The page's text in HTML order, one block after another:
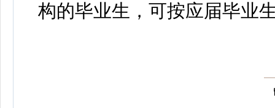
构的毕业生，可按应届毕业